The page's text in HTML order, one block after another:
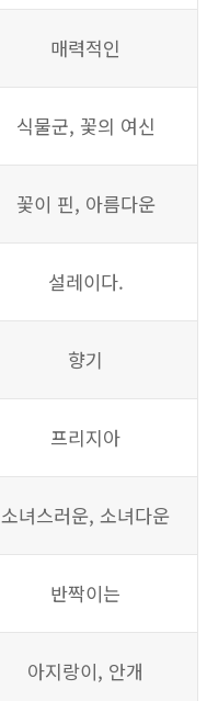
매력적인
식물군, 꽃의 여신
꽃이 핀, 아름다운
설레이다.
향기
프리지아
소녀스러운, 소녀다운
반짝이는
아지랑이, 안개